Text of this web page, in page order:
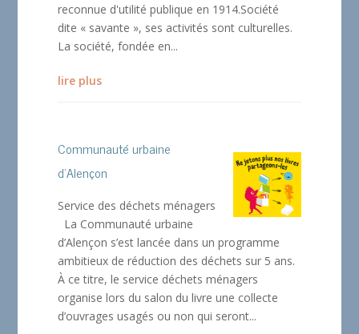
reconnue d'utilité publique en 1914.Société
dite « savante », ses activités sont culturelles.
La société, fondée en...
lire plus
Communauté urbaine
d’Alençon
Service des déchets ménagers
La Communauté urbaine
d’Alençon s’est lancée dans un programme
ambitieux de réduction des déchets sur 5 ans.
À ce titre, le service déchets ménagers
organise lors du salon du livre une collecte
d’ouvrages usagés ou non qui seront...